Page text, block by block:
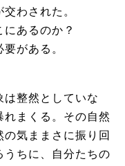
わされた。
あるのか？
がある。
は整然としていな
れまくる。その自然
気ままさに振り回
うちに、自分たちの